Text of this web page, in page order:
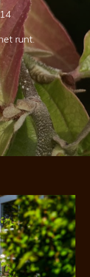
runt.